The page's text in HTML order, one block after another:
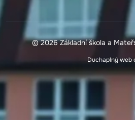
© 2026 Základní škola a
Duchaplný web